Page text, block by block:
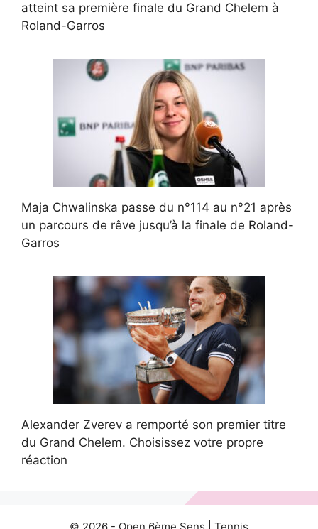
atteint sa première finale du Grand Chelem à
Roland-Garros
Maja Chwalinska passe du n°114 au n°21 après
un parcours de rêve jusqu’à la finale de Roland-
Garros
Alexander Zverev a remporté son premier titre
du Grand Chelem. Choisissez votre propre
réaction